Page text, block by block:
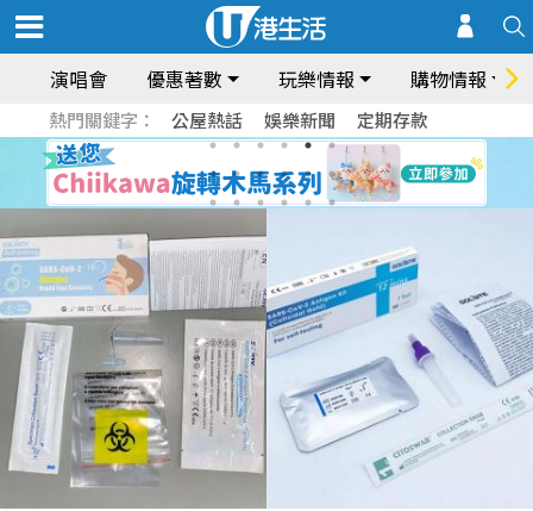
演唱會 優惠著數 玩樂情報 購物情報
熱門關鍵字： 公屋熱話 娛樂新聞 定期存款